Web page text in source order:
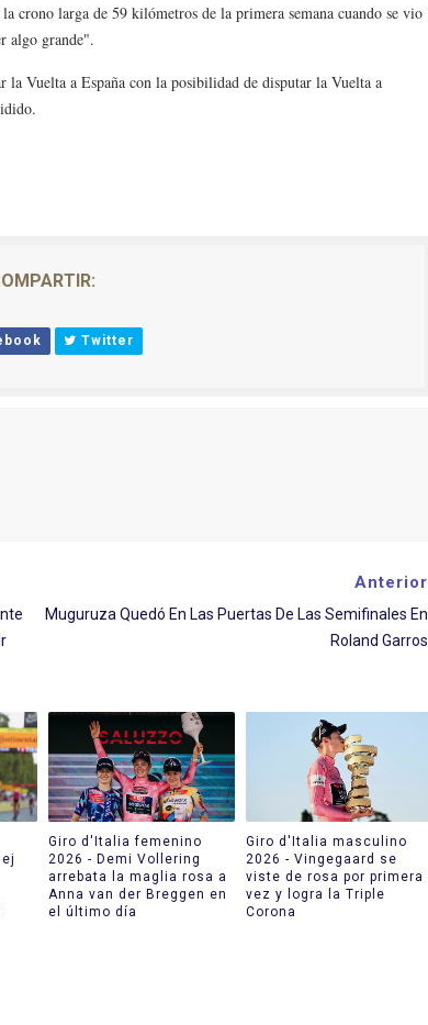
crono larga de 59 kilómetros de la primera semana cuando se vio
algo grande".
la Vuelta a España con la posibilidad de disputar la Vuelta a
Twitter
Anterior
Muguruza Quedó En Las Puertas De Las Semifinales En
Roland Garros
Giro d'Italia femenino
2026 - Demi Vollering
arrebata la maglia rosa a
Anna van der Breggen en
el último día
Giro d'Italia masculino
2026 - Vingegaard se
viste de rosa por primera
vez y logra la Triple
Corona